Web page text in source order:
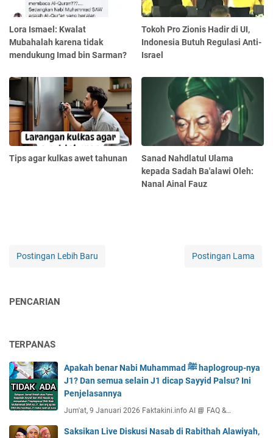
Lora Ismael: Kwalat
Mubahalah karena tidak
mendukung Imad bin Sarman?
Tokoh Pro Zionis Hadir di UI,
Indonesia Butuh Regulasi Anti-
Israel
Tips agar kulkas awet tahunan
Sanad Nahdlatul Ulama
kepada Sadah Ba'alawi Oleh:
Nanal Ainal Fauz
Postingan Lebih Baru Postingan Lama
PENCARIAN
TERPANAS
Apakah benar Nabi Muhammad ﷺ haplogroup-nya
J1? Dan semua selain J1 dicap Sayyid Palsu? Ini
Penjelasannya
Jum'at, 9 Januari 2026 Faktakini.info AI 📘 FAQ &…
Saksikan Live Diskusi Nasab di Rabithah Alawiyah,